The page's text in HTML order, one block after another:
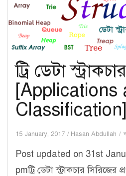
–
BST]
ট্রি ডেটা
[Applications
Classification]
15 January, 2017 Hasan Abdullah
Post updated on 31st
pmট্রি ডেটা স্ট্রাকচার সিরিজের